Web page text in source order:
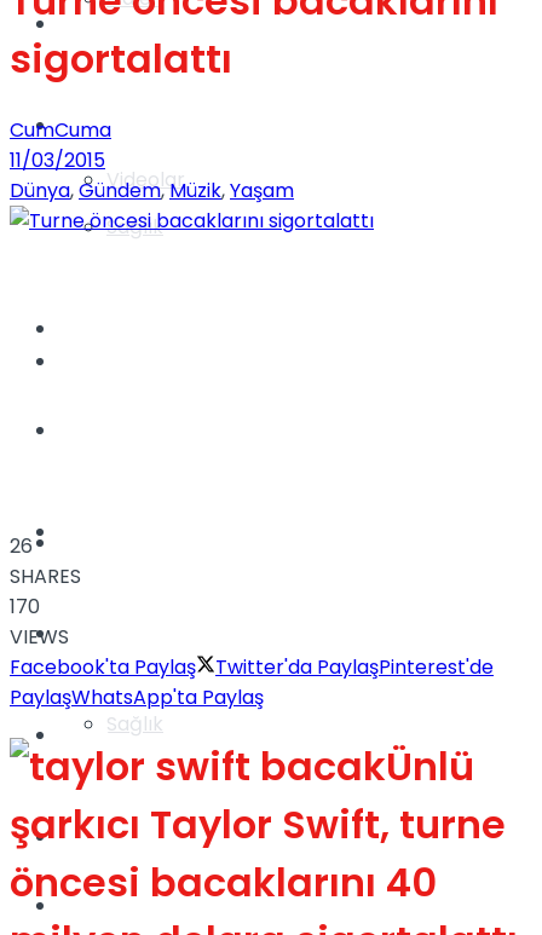
Videolar
Sağlık
TV
Gündem
Yaşam
Sağlık
Türkiye
Müzik
Sinema
sigortalattı
CumCuma
11/03/2015
Dünya,Gündem,Müzik,Yaşam
26
SHARES
170
VIEWS
Facebook'ta Paylaş
Twitter'da PaylaşPinterest'de
PaylaşWhatsApp'ta Paylaş
Ünlü
şarkıcı Taylor Swift, turne
öncesi bacaklarını 40